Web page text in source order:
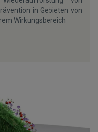
in Gebieten von
Wirkungsbereich